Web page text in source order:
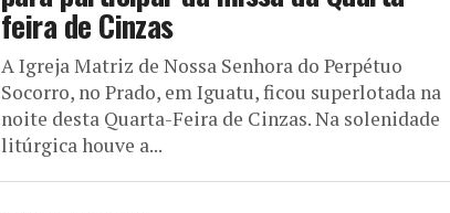
feira de Cinzas
A Igreja Matriz de Nossa Senhora do Perpétuo
Socorro, no Prado, em Iguatu, ficou superlotada na
noite desta Quarta-Feira de Cinzas. Na solenidade
litúrgica houve a...